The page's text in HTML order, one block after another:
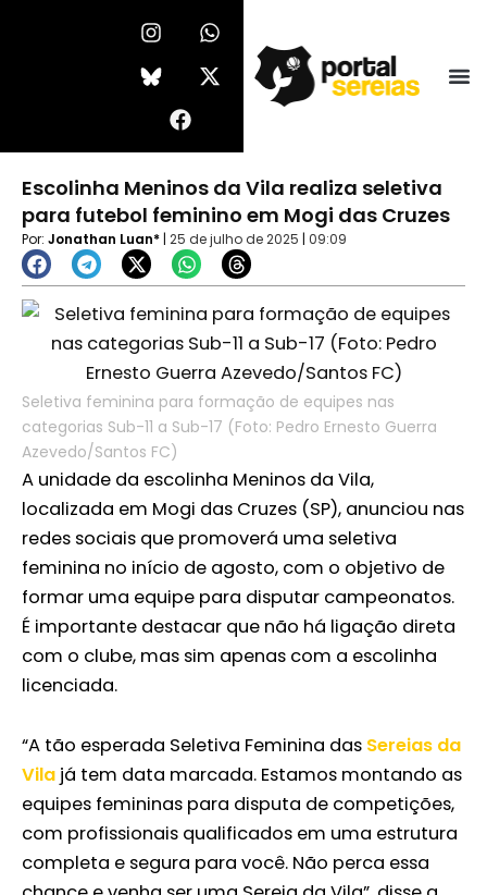
I
n
s
t
r
m
W
h
a
t
p
p
X
-
t
w
t
r
b
o
o
Escolinha Meninos da Vila realiza seletiva
para futebol feminino em Mogi das Cruzes
Por: Jonathan Luan* | 25 de julho de 2025 | 09:09
Seletiva feminina para formação de equipes nas
categorias Sub-11 a Sub-17 (Foto: Pedro Ernesto Guerra
Azevedo/Santos FC)
A unidade da escolinha Meninos da Vila,
localizada em Mogi das Cruzes (SP), anunciou nas
redes sociais que promoverá uma seletiva
feminina no início de agosto, com o objetivo de
formar uma equipe para disputar campeonatos.
É importante destacar que não há ligação direta
com o clube, mas sim apenas com a escolinha
licenciada.
“A tão esperada Seletiva Feminina das Sereias da
Vila já tem data marcada. Estamos montando as
equipes femininas para disputa de competições,
com profissionais qualificados em uma estrutura
completa e segura para você. Não perca essa